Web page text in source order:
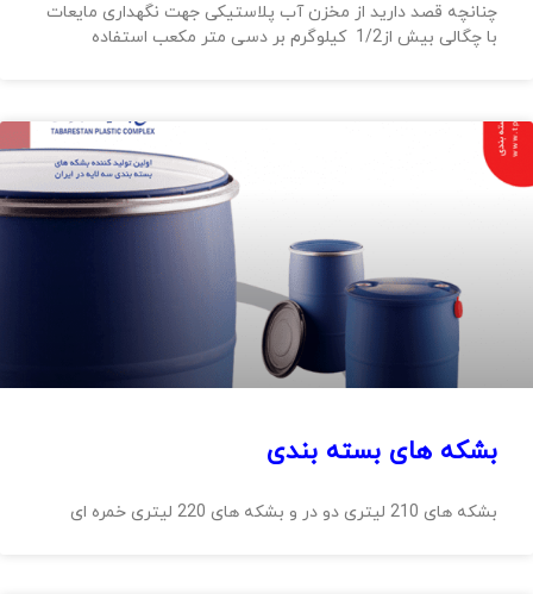
چنانچه قصد دارید از مخزن آب پلاستیکی جهت نگهداری مایعات
با چگالی بیش از1/2 کیلوگرم بر دسی متر مکعب استفاده
بشکه های بسته بندی
بشکه های 210 لیتری دو در و بشکه های 220 لیتری خمره ای